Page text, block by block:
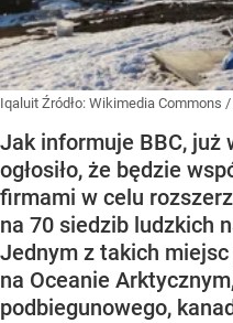
Iqaluit Źródło: Wikimedia Commons /
Jak informuje BBC, już
ogłosiło, że będzie
firmami w celu
na 70 siedzib ludzkich
Jednym z takich
na Oceanie
podbiegunowego,